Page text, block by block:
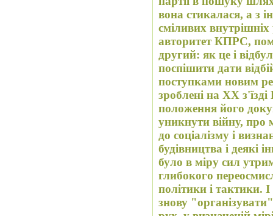
вона стикалася, а з
сміливих
авторитет КПРС,
другий: як це і
поспішити дати
поступками новим
зроблені на XX
положення його
уникнути війну, про
до соціалізму і
будівництва і деякі
було в міру сил
глибокого
політики і тактики.
знову